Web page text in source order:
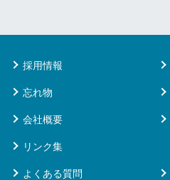
採用情報
忘れ物
会社概要
リンク集
よくある質問